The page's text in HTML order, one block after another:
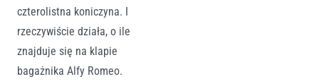
czterolistna koniczyna. I
rzeczywiście działa, o ile
znajduje się na klapie
bagażnika Alfy Romeo.